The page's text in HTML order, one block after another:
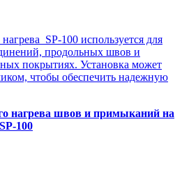
SP-100 используется для
продольных швов и
покрытиях. Установка может
чтобы обеспечить надежную
нагрева швов и примыканий на
100